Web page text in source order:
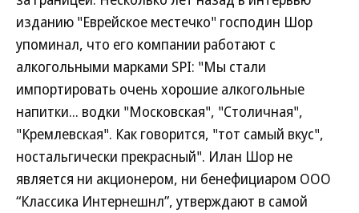
изданию "Еврейское местечко" господин Шор
упоминал, что его компании работают с
алкогольными марками SPI: "Мы стали
импортировать очень хорошие алкогольные
напитки... водки "Московская", "Столичная",
"Кремлевская". Как говорится, "тот самый вкус",
ностальгически прекрасный". Илан Шор не
является ни акционером, ни бенефициаром ООО
“Классика Интернешнл”, утверждают в самой